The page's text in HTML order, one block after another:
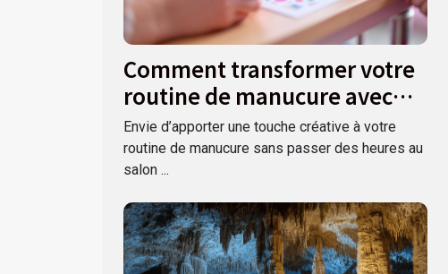
Comment transformer votre
routine de manucure avec
des autocollants ?
Envie d’apporter une touche créative à votre
routine de manucure sans passer des heures au
salon ...